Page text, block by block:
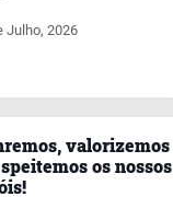
Julho, 2026
valorizemos
os nossos